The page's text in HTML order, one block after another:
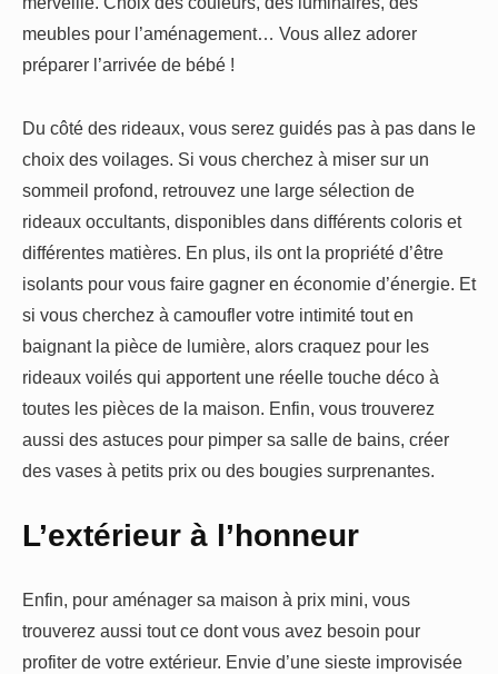
meubles pour l’aménagement… Vous allez adorer
préparer l’arrivée de bébé !
Du côté des rideaux, vous serez guidés pas à pas dans le
choix des voilages. Si vous cherchez à miser sur un
sommeil profond, retrouvez une large sélection de
rideaux occultants, disponibles dans différents coloris et
différentes matières. En plus, ils ont la propriété d’être
isolants pour vous faire gagner en économie d’énergie. Et
si vous cherchez à camoufler votre intimité tout en
baignant la pièce de lumière, alors craquez pour les
rideaux voilés qui apportent une réelle touche déco à
toutes les pièces de la maison. Enfin, vous trouverez
aussi des astuces pour pimper sa salle de bains, créer
des vases à petits prix ou des bougies surprenantes.
L’extérieur à l’honneur
Enfin, pour aménager sa maison à prix mini, vous
trouverez aussi tout ce dont vous avez besoin pour
profiter de votre extérieur. Envie d’une sieste improvisée